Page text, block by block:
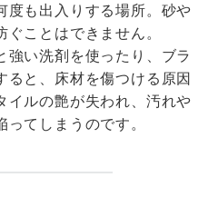
度も出入りする場所。砂や
ことはできません。
強い洗剤を使ったり、ブラ
ると、床材を傷つける原因
イルの艶が失われ、汚れや
てしまうのです。